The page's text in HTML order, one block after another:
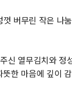
버무린 작은 나
신 열무김치와 정
한 마음에 깊이